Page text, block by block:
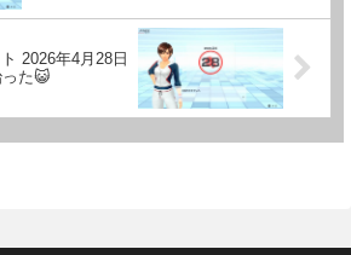
2026年4月28日
た😺